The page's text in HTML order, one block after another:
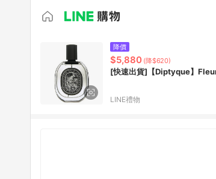
降價
$5,880 (降$620)
[快速出貨]【Diptyque】
LINE禮物